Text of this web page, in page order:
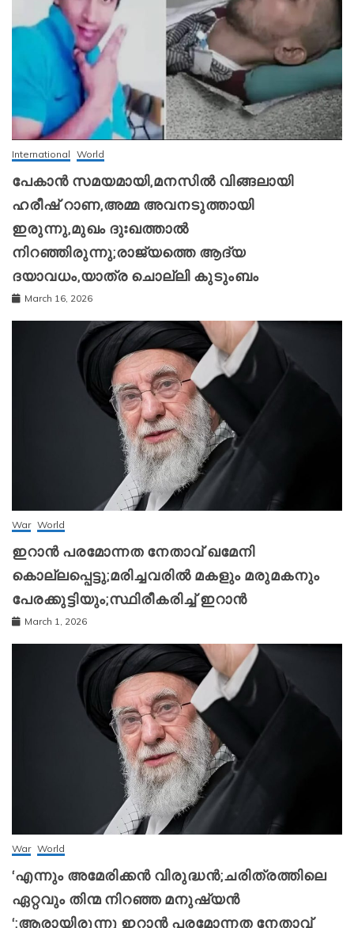
International World
പേകാൻ സമയമായി,മനസിൽ വിങ്ങലായി
ഹരീഷ് റാണ,അമ്മ അവനടുത്തായി
ഇരുന്നു,മുഖം ദുഃഖത്താൽ
നിറഞ്ഞിരുന്നു;രാജ്യത്തെ ആദ്യ
ദയാവധം,യാത്ര ചൊല്ലി കുടുംബം
March 16, 2026
War World
ഇറാന്‍ പരമോന്നത നേതാവ് ഖമേനി
കൊല്ലപ്പെട്ടു;മരിച്ചവരിൽ മകളും മരുമകനും
പേരക്കുട്ടിയും;സ്ഥിരീകരിച്ച് ഇറാന്‍
March 1, 2026
War World
‘എന്നും അമേരിക്കന്‍ വിരുദ്ധന്‍;ചരിത്രത്തിലെ
ഏറ്റവും തിന്മ നിറഞ്ഞ മനുഷ്യന്‍
‘;ആരായിരുന്നു ഇറാന്‍ പരമോന്നത നേതാവ്